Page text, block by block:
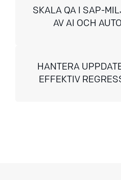
SKALA QA I SAP-
AV AI OCH
HANTERA
EFFEKTIV